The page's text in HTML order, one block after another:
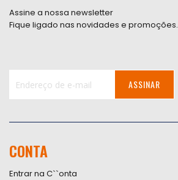
Assine a nossa newsletter
Fique ligado nas novidades e promoções.
Newsletter:
ASSINAR
CONTA
Entrar na C``onta